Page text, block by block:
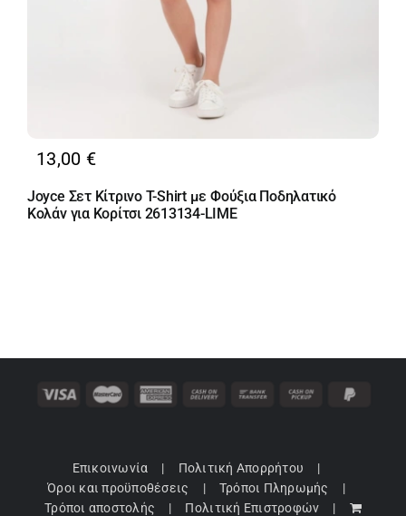
13,00 €
Joyce Σετ Κίτρινο T-Shirt με Φούξια Ποδηλατικό
Κολάν για Κορίτσι 2613134-LIME
Επικοινωνία
Πολιτική Απορρήτου
Όροι και προϋποθέσεις
Τρόποι Πληρωμής
Τρόποι αποστολής
Πολιτική Επιστροφών